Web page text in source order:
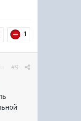
1
#9